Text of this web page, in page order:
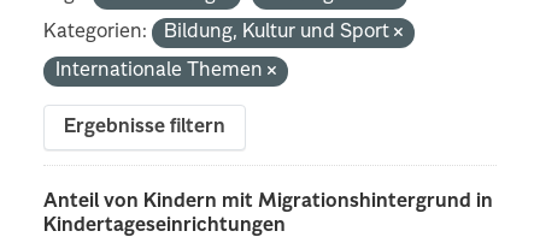
Kategorien:
Bildung, Kultur und Sport
Internationale Themen
Ergebnisse filtern
Anteil von Kindern mit Migrationshintergrund in
Kindertageseinrichtungen